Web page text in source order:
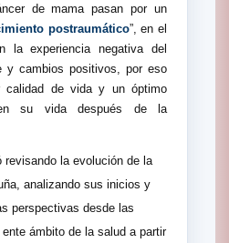
de mama pasan por un
postraumático”, en el
la experiencia negativa del
y cambios positivos, por eso
calidad de vida y un óptimo
su vida después de la
revisando la evolución de la
analizando sus inicios y
perspectivas desde las
ámbito de la salud a partir